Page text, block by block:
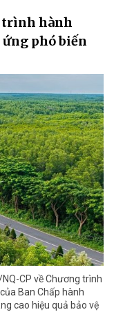
trình hành
ứng phó biến
CP về Chương trình
Ban Chấp hành
cao hiệu quả bảo vệ